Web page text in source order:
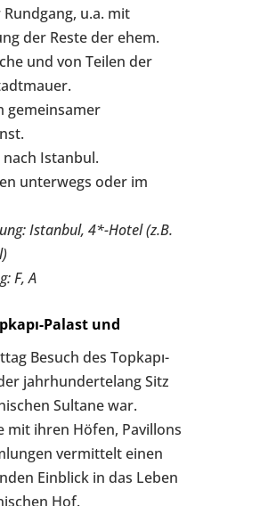
u.a. mit
der Reste der ehem.
und von Teilen der
gemeinsamer
Istanbul.
unterwegs oder im
Istanbul, 4*-Hotel (z.B.
F, A
Palast und
Besuch des Topkapı-
jahrhundertelang Sitz
Sultane war.
mit ihren Höfen, Pavillons
vermittelt einen
Einblick in das Leben
Hof.